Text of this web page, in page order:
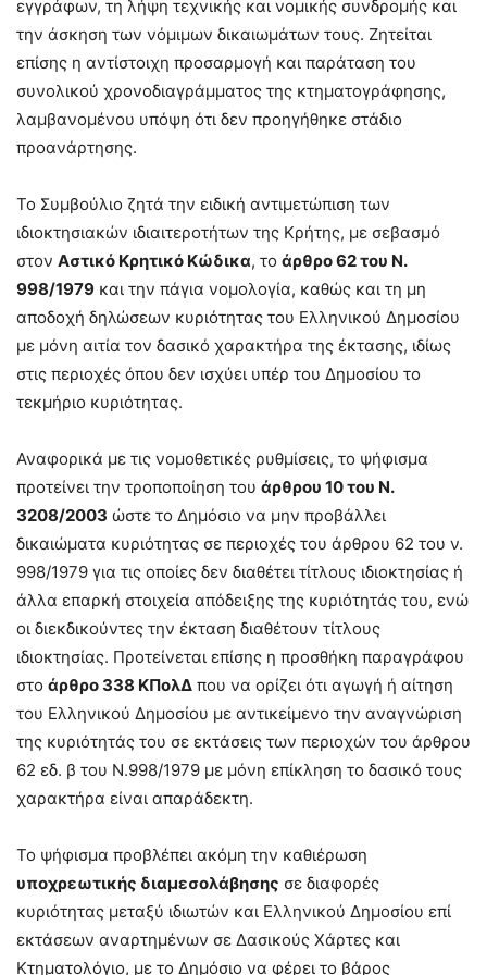
εγγράφων, τη λήψη τεχνικής και νομικής συνδρομής και
την άσκηση των νόμιμων δικαιωμάτων τους. Ζητείται
επίσης η αντίστοιχη προσαρμογή και παράταση του
συνολικού χρονοδιαγράμματος της κτηματογράφησης,
λαμβανομένου υπόψη ότι δεν προηγήθηκε στάδιο
προανάρτησης.
Το Συμβούλιο ζητά την ειδική αντιμετώπιση των
ιδιοκτησιακών ιδιαιτεροτήτων της Κρήτης, με σεβασμό
στον Αστικό Κρητικό Κώδικα, το άρθρο 62 του Ν.
998/1979 και την πάγια νομολογία, καθώς και τη μη
αποδοχή δηλώσεων κυριότητας του Ελληνικού Δημοσίου
με μόνη αιτία τον δασικό χαρακτήρα της έκτασης, ιδίως
στις περιοχές όπου δεν ισχύει υπέρ του Δημοσίου το
τεκμήριο κυριότητας.
Αναφορικά με τις νομοθετικές ρυθμίσεις, το ψήφισμα
προτείνει την τροποποίηση του άρθρου 10 του Ν.
3208/2003 ώστε το Δημόσιο να μην προβάλλει
δικαιώματα κυριότητας σε περιοχές του άρθρου 62 του ν.
998/1979 για τις οποίες δεν διαθέτει τίτλους ιδιοκτησίας ή
άλλα επαρκή στοιχεία απόδειξης της κυριότητάς του, ενώ
οι διεκδικούντες την έκταση διαθέτουν τίτλους
ιδιοκτησίας. Προτείνεται επίσης η προσθήκη παραγράφου
στο άρθρο 338 ΚΠολΔ που να ορίζει ότι αγωγή ή αίτηση
του Ελληνικού Δημοσίου με αντικείμενο την αναγνώριση
της κυριότητάς του σε εκτάσεις των περιοχών του άρθρου
62 εδ. β του Ν.998/1979 με μόνη επίκληση το δασικό τους
χαρακτήρα είναι απαράδεκτη.
Το ψήφισμα προβλέπει ακόμη την καθιέρωση
υποχρεωτικής διαμεσολάβησης σε διαφορές
κυριότητας μεταξύ ιδιωτών και Ελληνικού Δημοσίου επί
εκτάσεων αναρτημένων σε Δασικούς Χάρτες και
Κτηματολόγιο, με το Δημόσιο να φέρει το βάρος